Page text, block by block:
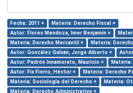
Fecha: 2011 ×
Materia: Derecho Fiscal ×
Autor: Flores Mendoza, Imer Benjamín ×
Materia: Derecho Mercantil ×
Materia:
Autor: González Galván, Jorge Alberto ×
Autor: Padrón Innamorato, Mauricio ×
Materia:
Autor: Fix Fierro, Héctor ×
Materia: Derecho
Materia: Sociología del Derecho ×
Materia:
Materia: Derecho Administrativo ×